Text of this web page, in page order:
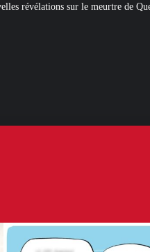
de Quentin commis par des antifas